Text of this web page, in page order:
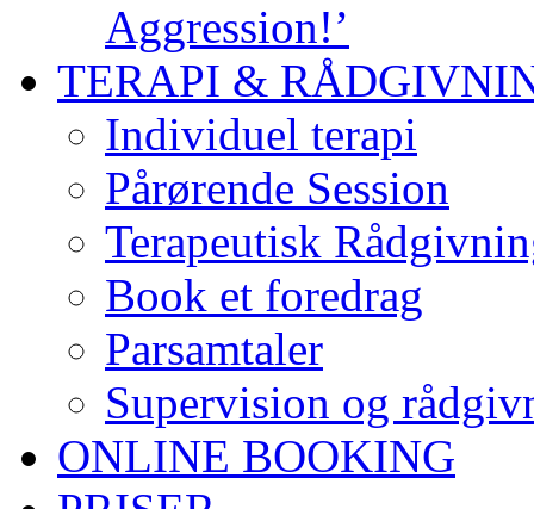
Aggression!’
TERAPI &
Individuel terapi
Pårørende Session
Terapeutisk
Book et foredrag
Parsamtaler
Supervision og
ONLINE BOOKING